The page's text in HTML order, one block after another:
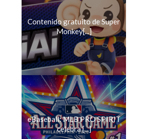
Contenido gratuito de Super
Monkey[...]
eBaseball: MLB PRO SPIRIT
celebra [...]